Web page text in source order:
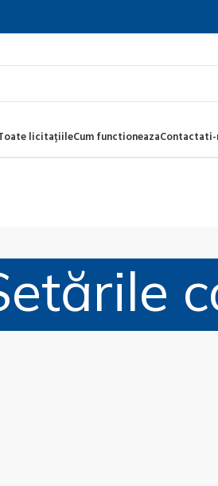
licitațiileCum functioneazaContactati-